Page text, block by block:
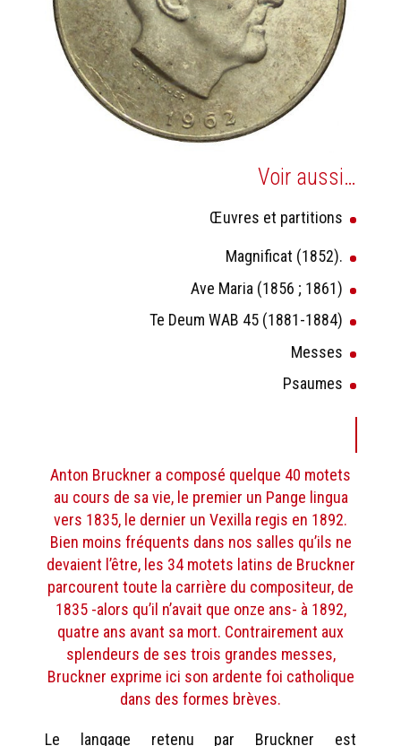
Voir aussi…
Œuvres et partitions
Magnificat (1852).
Ave Maria (1856 ; 1861)
Te Deum WAB 45 (1881-1884)
Messes
Psaumes
Anton Bruckner a composé quelque 40 motets
au cours de sa vie, le premier un Pange lingua
vers 1835, le dernier un Vexilla regis en 1892.
Bien moins fréquents dans nos salles qu’ils ne
devaient l’être, les 34 motets latins de Bruckner
parcourent toute la carrière du compositeur, de
1835 -alors qu’il n’avait que onze ans- à 1892,
quatre ans avant sa mort. Contrairement aux
splendeurs de ses trois grandes messes,
Bruckner exprime ici son ardente foi catholique
dans des formes brèves.
Le langage retenu par Bruckner est